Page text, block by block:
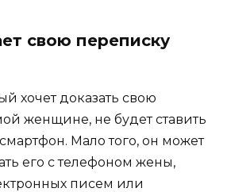
свою переписку
хочет доказать свою
женщине, не будет ставить
Мало того, он может
его с телефоном жены,
писем или